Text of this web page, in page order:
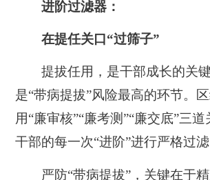
进阶过滤器：
在提任关口“过筛子”
提拔任用，是干部成长的关
是“带病提拔”风险最高的环节。
用“廉审核”“廉考测”“廉交底”三
干部的每一次“进阶”进行严格过滤
严防“带病提拔”，关键在于精